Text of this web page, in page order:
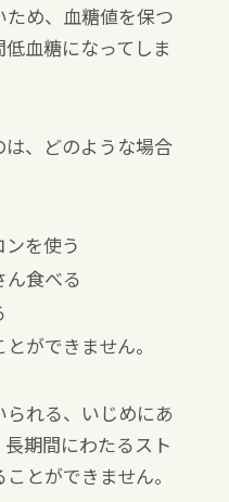
め、血糖値を保つ
血糖になってしま
、どのような場合
を使う
ん食べる
ができません。
れる、いじめにあ
期間にわたるスト
とができません。